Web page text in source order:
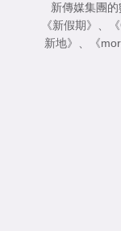
新傳媒集團
《新假期》
新地》
《